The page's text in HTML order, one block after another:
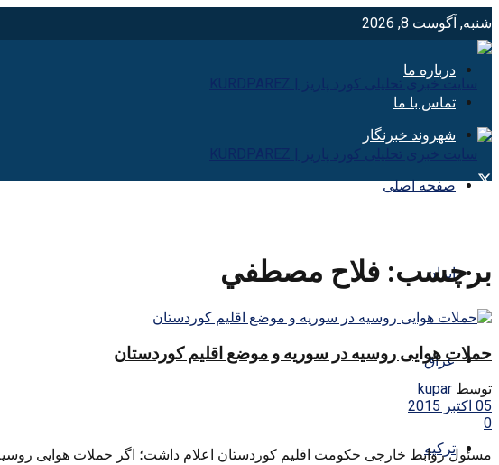
شنبه, آگوست 8, 2026
درباره ما
تماس با ما
شهروند خبرنگار
صفحه اصلی
ایران
عراق
ترکیه
برچسب: فلاح مصطفي
حملات هوایی روسیه در سوریه و موضع اقلیم کوردستان
توسط kupar
05 اکتبر 2015
0
مسئول روابط خارجی حکومت اقلیم کوردستان اعلام داشت؛ اگر حملات هوایی